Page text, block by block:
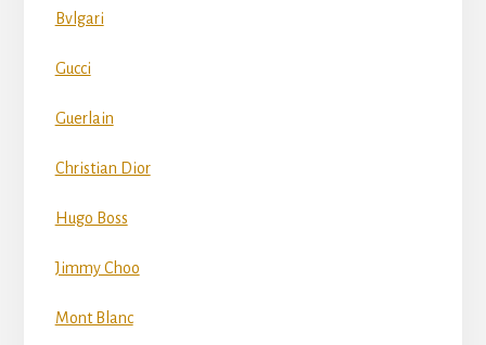
Bvlgari
Gucci
Guerlain
Christian Dior
Hugo Boss
Jimmy Choo
Mont Blanc